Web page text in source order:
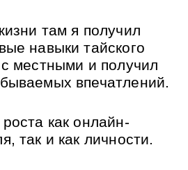
там я получил
навыки тайского
местными и получил
впечатлений.
как онлайн-
так и как личности.